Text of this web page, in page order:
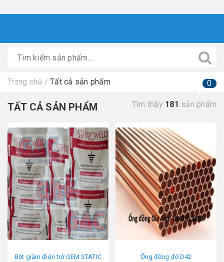
0
Trang chủ / Tất cả sản phẩm
TẤT CẢ SẢN PHẨM Tìm thấy 181 sản phẩm
Bột giảm điện trở GEM STATIC
Ống đồng đỏ D42